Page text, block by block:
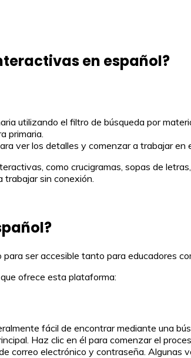
en español?
utilizando el filtro de búsqueda por
primaria.
ver los detalles y comenzar a trabajar en
como crucigramas, sopas de
trabajar sin conexión.
para ser accesible tanto para educadores
ofrece esta plataforma:
fácil de encontrar mediante una
Haz clic en él para comenzar el
correo electrónico y contraseña. Algunas